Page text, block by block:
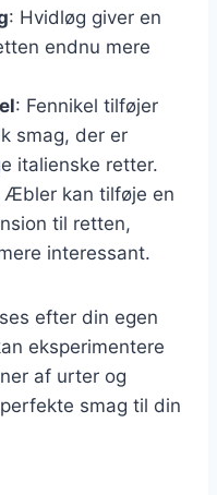
: Hvidløg giver en
endnu mere
: Fennikel tilføjer
smag, der er
italienske retter.
Æbler kan tilføje en
til retten,
interessant.
efter din egen
eksperimentere
af urter og
smag til din